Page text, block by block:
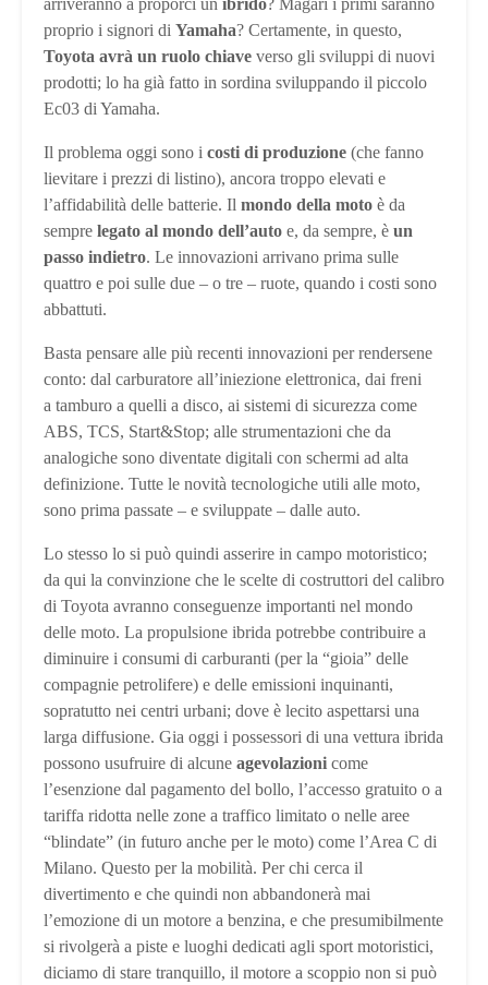
proprio i signori di Yamaha? Certamente, in questo,
Toyota avrà un ruolo chiave verso gli sviluppi di nuovi
prodotti; lo ha già fatto in sordina sviluppando il piccolo
Ec03 di Yamaha.
Il problema oggi sono i costi di produzione (che fanno
lievitare i prezzi di listino), ancora troppo elevati e
l’affidabilità delle batterie. Il mondo della moto è da
sempre legato al mondo dell’auto e, da sempre, è un
passo indietro. Le innovazioni arrivano prima sulle
quattro e poi sulle due – o tre – ruote, quando i costi sono
abbattuti.
Basta pensare alle più recenti innovazioni per rendersene
conto: dal carburatore all’iniezione elettronica, dai freni
a tamburo a quelli a disco, ai sistemi di sicurezza come
ABS, TCS, Start&Stop; alle strumentazioni che da
analogiche sono diventate digitali con schermi ad alta
definizione. Tutte le novità tecnologiche utili alle moto,
sono prima passate – e sviluppate – dalle auto.
Lo stesso lo si può quindi asserire in campo motoristico;
da qui la convinzione che le scelte di costruttori del calibro
di Toyota avranno conseguenze importanti nel mondo
delle moto. La propulsione ibrida potrebbe contribuire a
diminuire i consumi di carburanti (per la “gioia” delle
compagnie petrolifere) e delle emissioni inquinanti,
sopratutto nei centri urbani; dove è lecito aspettarsi una
larga diffusione. Gia oggi i possessori di una vettura ibrida
possono usufruire di alcune agevolazioni come
l’esenzione dal pagamento del bollo, l’accesso gratuito o a
tariffa ridotta nelle zone a traffico limitato o nelle aree
“blindate” (in futuro anche per le moto) come l’Area C di
Milano. Questo per la mobilità. Per chi cerca il
divertimento e che quindi non abbandonerà mai
l’emozione di un motore a benzina, e che presumibilmente
si rivolgerà a piste e luoghi dedicati agli sport motoristici,
diciamo di stare tranquillo, il motore a scoppio non si può